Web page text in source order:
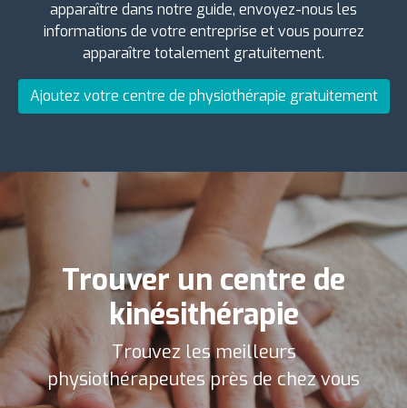
apparaître dans notre guide, envoyez-nous les
informations de votre entreprise et vous pourrez
apparaître totalement gratuitement.
Ajoutez votre centre de physiothérapie gratuitement
Trouver un centre de
kinésithérapie
Trouvez les meilleurs
physiothérapeutes près de chez vous